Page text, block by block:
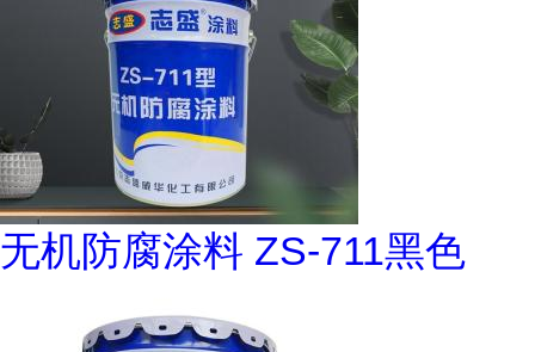
无机防腐涂料 ZS-711黑色